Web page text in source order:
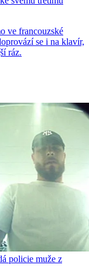
ve francouzské
se i na klavír,
ráz.
policie muže z